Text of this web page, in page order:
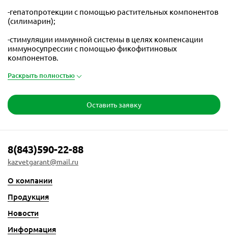
-гепатопротекции с помощью растительных компонентов
(силимарин);
-стимуляции иммунной системы в целях компенсации
иммуносупрессии с помощью фикофитиновых
компонентов.
Раскрыть полностью
Оставить заявку
8(843)590-22-88
kazvetgarant@mail.ru
О компании
Продукция
Новости
Информация